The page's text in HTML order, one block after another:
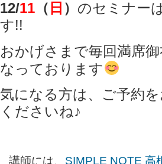
12/11 （ 日 ） のセミナー
す!!
おかげさまで毎回満席
なっております
気になる方は、ご予約
くださいね♪
講師には、 SIMPLE NOTE 高